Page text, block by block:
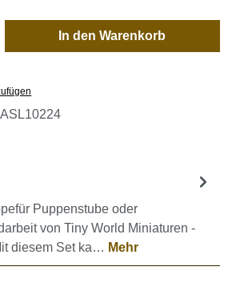
Gib den gewünschten
In den Warenkorb
ASL10224
Puppenstube oder
von Tiny World Miniaturen -
diesem Set ka… Mehr